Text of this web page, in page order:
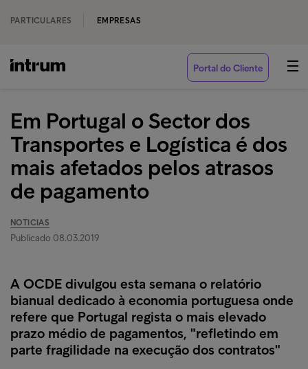
PARTICULARES EMPRESAS
Portal do Cliente
Em Portugal o Sector dos
Transportes e Logística é dos
mais afetados pelos atrasos
de pagamento
NOTICIAS
Publicado 08.03.2019
A OCDE divulgou esta semana o relatório
bianual dedicado à economia portuguesa onde
refere que Portugal regista o mais elevado
prazo médio de pagamentos, "refletindo em
parte fragilidade na execução dos contratos"